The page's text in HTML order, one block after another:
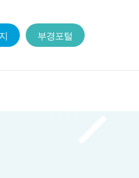
부경포털